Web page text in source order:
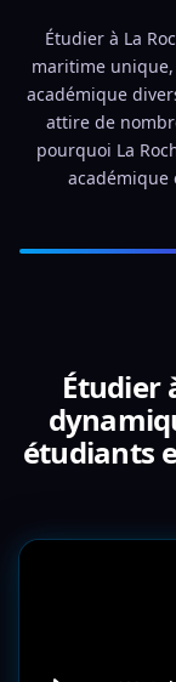
Étudier à La
maritime unique,
académique
attire de
pourquoi La
académique
Étudier
étudiants